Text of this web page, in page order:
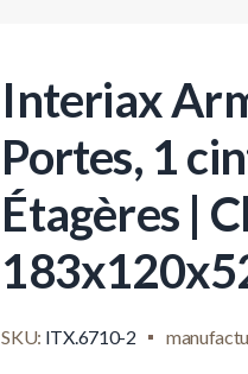
Interiax
Portes, 1
Étagères |
SKU: ITX.6710-2